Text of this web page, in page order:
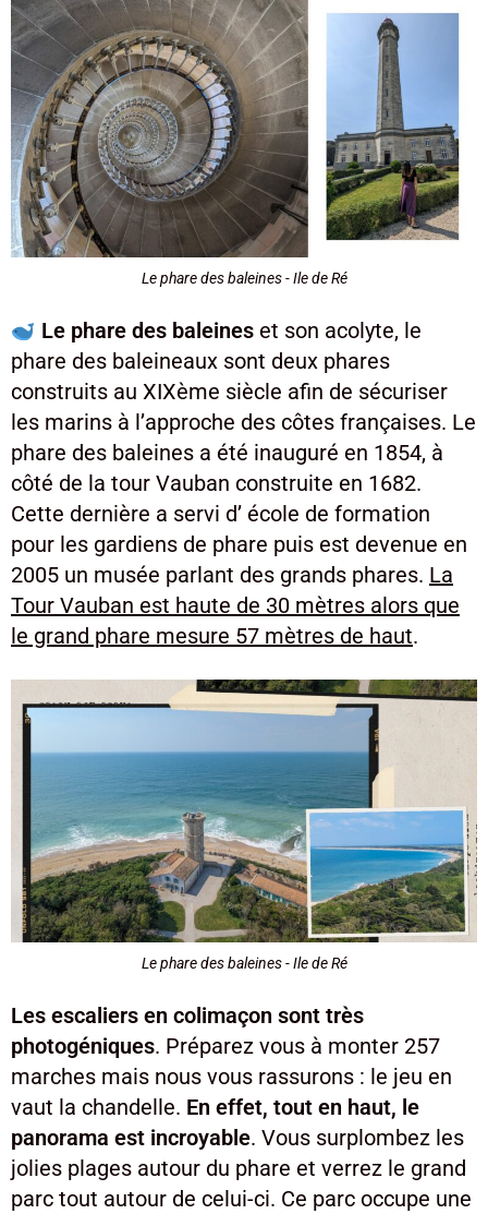
Le phare des baleines - Ile de Ré
Le phare des baleineset son acolyte, le
phare des baleineaux sont deux phares
construits au XIXème siècle afin de sécuriser
les marins à l’approche des côtes françaises. Le
phare des baleines a été inauguré en 1854, à
côté de la tour Vauban construite en 1682.
Cette dernière a servi d’ école de formation
pour les gardiens de phare puis est devenue en
2005 un musée parlant des grands phares. La
Tour Vauban est haute de 30 mètres alors que
le grand phare mesure 57 mètres de haut.
Le phare des baleines - Ile de Ré
Les escaliers en colimaçon sont très
photogéniques. Préparez vous à monter 257
marches mais nous vous rassurons : le jeu en
vaut la chandelle. En effet, tout en haut, le
panorama est incroyable. Vous surplombez les
jolies plages autour du phare et verrez le grand
parc tout autour de celui-ci. Ce parc occupe une